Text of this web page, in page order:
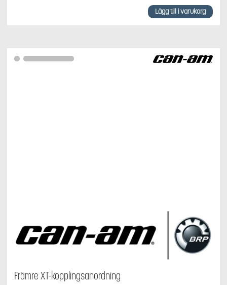
Lägg till i varukorg
Främre XT-kopplingsanordning